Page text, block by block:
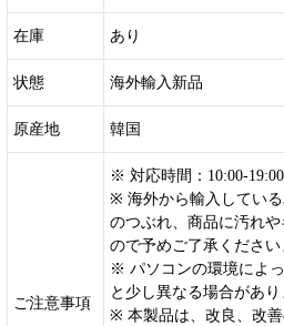
在庫 あり
状態 海外輸入新品
原産地 韓国
ご注意事項
※ 対応時間：10:00-
※ 海外から輸入してい
のつぶれ、商品に汚れ
ので予めご了承ください
※ パソコンの環境によ
と少し異なる場合があり
※ 本製品は、改良、改